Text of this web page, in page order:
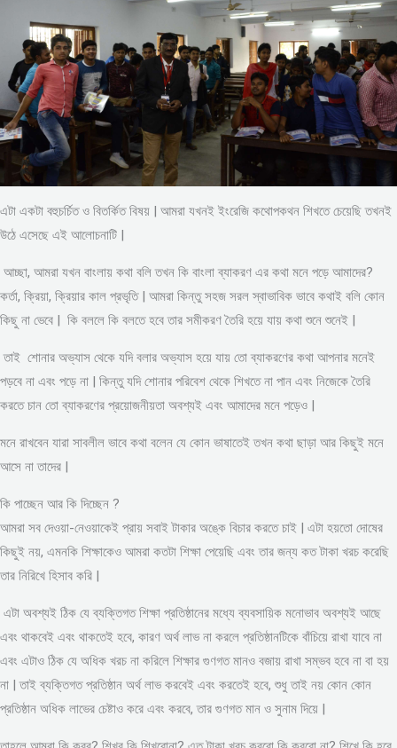
এটা একটা বহুচর্চিত ও বিতর্কিত বিষয় | আমরা যখনই ইংরেজি কথোপকথন শিখতে চেয়েছি তখনই
উঠে এসেছে এই আলোচনাটি |
আচ্ছা, আমরা যখন বাংলায় কথা বলি তখন কি বাংলা ব্যাকরণ এর কথা মনে পড়ে আমাদের?
কর্তা, ক্রিয়া, ক্রিয়ার কাল প্রভৃতি | আমরা কিন্তু সহজ সরল স্বাভাবিক ভাবে কথাই বলি কোন
কিছু না ভেবে | কি বললে কি বলতে হবে তার সমীকরণ তৈরি হয়ে যায় কথা শুনে শুনেই |
তাই শোনার অভ্যাস থেকে যদি বলার অভ্যাস হয়ে যায় তো ব্যাকরণের কথা আপনার মনেই
পড়বে না এবং পড়ে না | কিন্তু যদি শোনার পরিবেশ থেকে শিখতে না পান এবং নিজেকে তৈরি
করতে চান তো ব্যাকরণের প্রয়োজনীয়তা অবশ্যই এবং আমাদের মনে পড়েও |
মনে রাখবেন যারা সাবলীল ভাবে কথা বলেন যে কোন ভাষাতেই তখন কথা ছাড়া আর কিছুই মনে
আসে না তাদের |
কি পাচ্ছেন আর কি দিচ্ছেন ?
আমরা সব দেওয়া-নেওয়াকেই প্রায় সবাই টাকার অঙ্কে বিচার করতে চাই | এটা হয়তো দোষের
কিছুই নয়, এমনকি শিক্ষাকেও আমরা কতটা শিক্ষা পেয়েছি এবং তার জন্য কত টাকা খরচ করেছি
তার নিরিখে হিসাব করি |
এটা অবশ্যই ঠিক যে ব্যক্তিগত শিক্ষা প্রতিষ্ঠানের মধ্যে ব্যবসায়িক মনোভাব অবশ্যই আছে
এবং থাকবেই এবং থাকতেই হবে, কারণ অর্থ লাভ না করলে প্রতিষ্ঠানটিকে বাঁচিয়ে রাখা যাবে না
এবং এটাও ঠিক যে অধিক খরচ না করিলে শিক্ষার গুণগত মানও বজায় রাখা সম্ভব হবে না বা হয়
না | তাই ব্যক্তিগত প্রতিষ্ঠান অর্থ লাভ করবেই এবং করতেই হবে, শুধু তাই নয় কোন কোন
প্রতিষ্ঠান অধিক লাভের চেষ্টাও করে এবং করবে, তার গুণগত মান ও সুনাম দিয়ে |